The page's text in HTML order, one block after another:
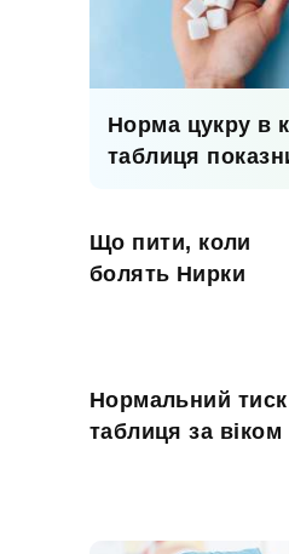
Норма цукру в
таблиця
Що пити, коли
болять Нирки
Нормальний
таблиця за віком